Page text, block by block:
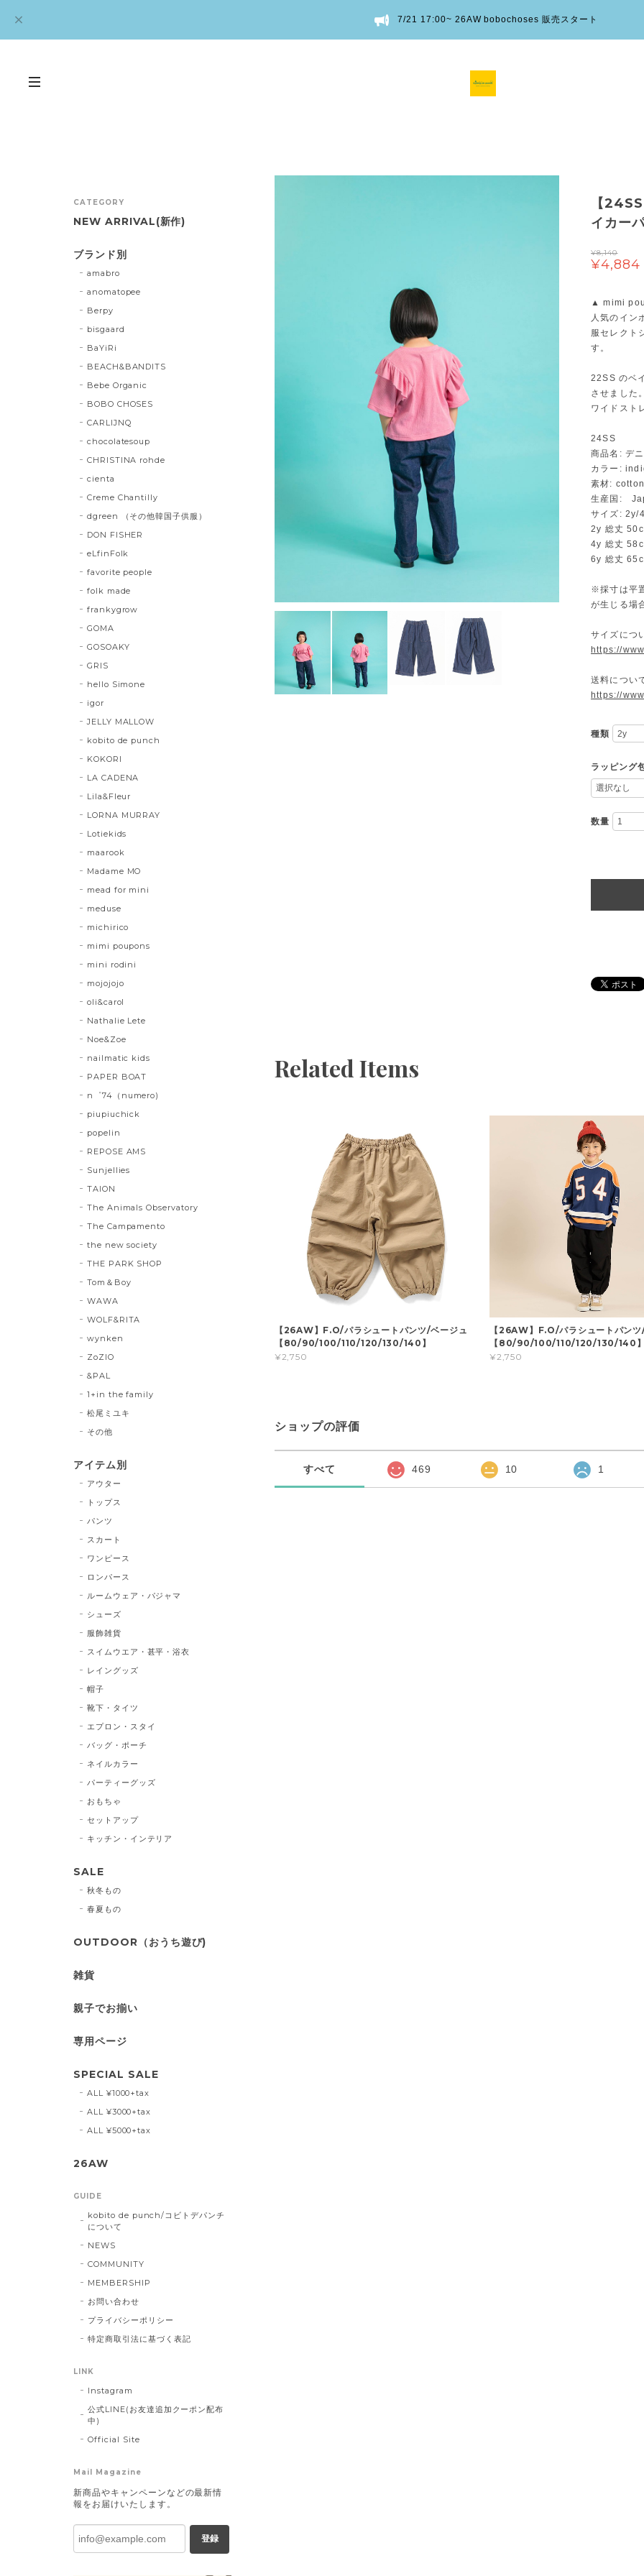
7/21 17:00~ 26AW bobochoses 販売スタート
【
イカー
¥8,140
¥4,884
▲ mimi
人気のイン
服セレクト
す。
22SS のベ
させました
ワイドスト
24SS
商品名: デ
カラー:
素材:
生産国:
サイズ: 2y/
2y 総丈
4y 総丈
6y 総丈
※採寸は平
が生じる場
サイズにつ
https://
送料につい
https://
種類
ラッピング
数量
Related Items
【26AW】F.O/パラシュートパンツ/ベージュ
【80/90/100/110/120/130/140】
¥2,750
【26AW】F.O/パラシュートパン
【80/90/100/110/120/130/140
¥2,750
ショップの評価
すべて 469 10 1
CATEGORY
NEW ARRIVAL(新作)
ブランド別
amabro
anomatopee
Berpy
bisgaard
BaYiRi
BEACH&BANDITS
Bebe Organic
BOBO CHOSES
CARLIJNQ
chocolatesoup
CHRISTINA rohde
cienta
Creme Chantilly
dgreen （その他韓国子供服）
DON FISHER
eLfinFolk
favorite people
folk made
frankygrow
GOMA
GOSOAKY
GRIS
hello Simone
igor
JELLY MALLOW
kobito de punch
KOKORI
LA CADENA
Lila&Fleur
LORNA MURRAY
Lotiekids
maarook
Madame MO
mead for mini
meduse
michirico
mimi poupons
mini rodini
mojojojo
oli&carol
Nathalie Lete
Noe&Zoe
nailmatic kids
PAPER BOAT
n゜74（numero)
piupiuchick
popelin
REPOSE AMS
Sunjellies
TAION
The Animals Observatory
The Campamento
the new society
THE PARK SHOP
Tom＆Boy
WAWA
WOLF&RITA
wynken
ZoZIO
&PAL
1+in the family
松尾ミユキ
その他
アイテム別
アウター
トップス
パンツ
スカート
ワンピース
ロンパース
ルームウェア・パジャマ
シューズ
服飾雑貨
スイムウエア・甚平・浴衣
レイングッズ
帽子
靴下・タイツ
エプロン・スタイ
バッグ・ポーチ
ネイルカラー
パーティーグッズ
おもちゃ
セットアップ
キッチン・インテリア
SALE
秋冬もの
春夏もの
OUTDOOR（おうち遊び)
雑貨
親子でお揃い
専用ページ
SPECIAL SALE
ALL ¥1000+tax
ALL ¥3000+tax
ALL ¥5000+tax
26AW
GUIDE
kobito de punch/コビトデパンチ
について
NEWS
COMMUNITY
MEMBERSHIP
お問い合わせ
プライバシーポリシー
特定商取引法に基づく表記
LINK
Instagram
公式LINE(お友達追加クーポン配布
中)
Official Site
Mail Magazine
新商品やキャンペーンなどの最新情
報をお届けいたします。
登録